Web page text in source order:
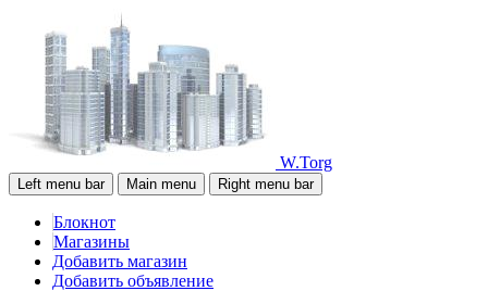
W.Torg
Left menu bar Main menu Right menu bar
Блокнот
Магазины
Добавить магазин
Добавить объявление